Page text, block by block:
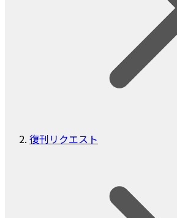
復刊リクエスト